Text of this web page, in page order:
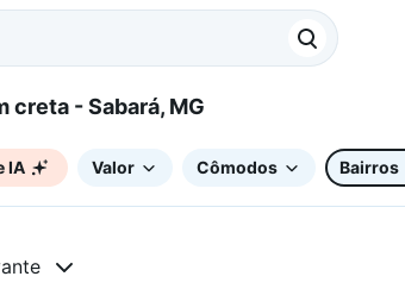
em creta - Sabará, MG
IA Valor Cômodos Bairros